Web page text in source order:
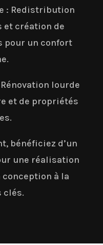
: Redistribution
et création de
un confort
lourde
et de propriétés
bénéficiez d’un
une réalisation
conception à la
clés.